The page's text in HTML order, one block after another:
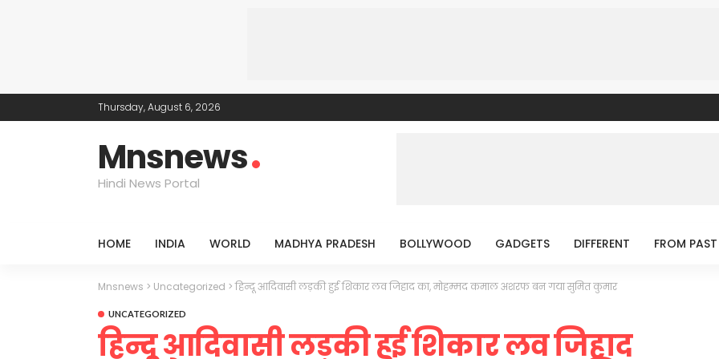
Thursday, August 6, 2026
Mnsnews
Hindi News Portal
HOME INDIA WORLD MADHYA PRADESH BOLLYWOOD GADGETS DIFFERENT FROM PAST
Mnsnews > Uncategorized >हिन्दू आदिवासी लड़की हुई शिकार लव जिहाद का, मोहम्मद कमाल अशरफ बन गया सुमित कुमार
UNCATEGORIZED
हिन्दू आदिवासी लड़की हुई शिकार लव जिहाद